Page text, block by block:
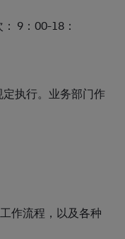
9：00-18：
执行。业务部门作
作流程，以及各种